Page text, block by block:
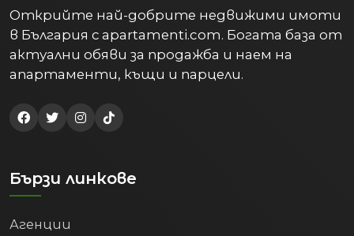
Открийте най-добрите недвижими имоти
в България с apartamenti.com. Богата база от
актуални обяви за продажба и наем на
апартаменти, къщи и парцели.
Бързи линкове
Агенции